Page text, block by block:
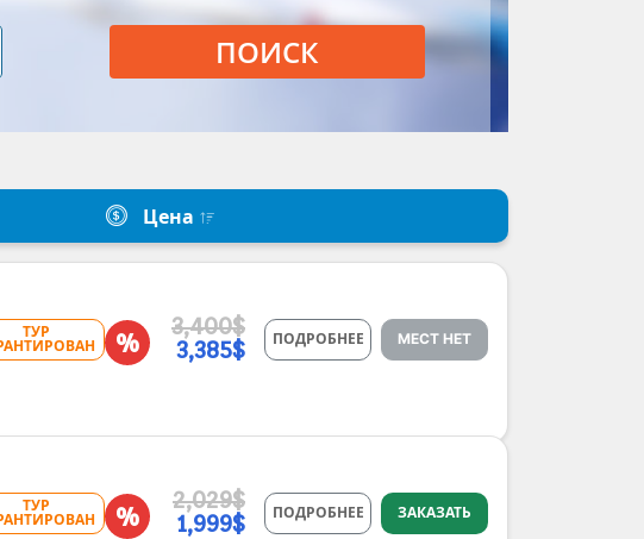
ПОИСК
Цена
ТУР %
3,400$
3,385$
ПОДРОБНЕЕ МЕСТ НЕТ
ТУР %
2,029$
1,999$
ПОДРОБНЕЕ ЗАКАЗАТЬ